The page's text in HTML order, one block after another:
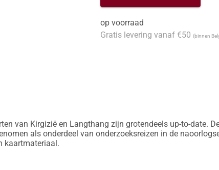
op voorraad
Gratis levering vanaf €50 (binnen
van Kirgizië en Langthang zijn grotendeels up-to-date.
als onderdeel van onderzoeksreizen in de
kaartmateriaal.